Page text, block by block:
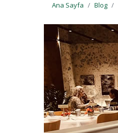
Ana Sayfa Blog